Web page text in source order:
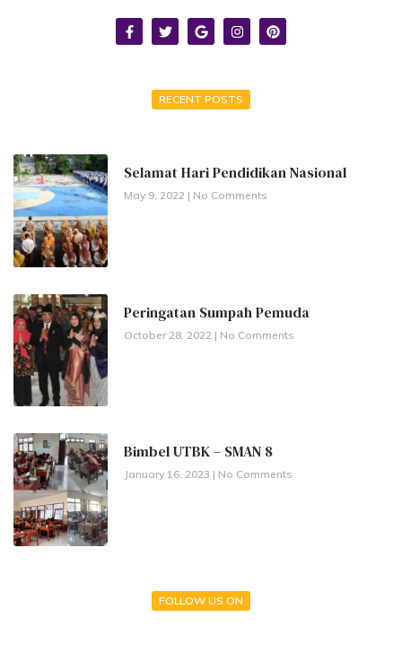
RECENT POSTS
Selamat Hari Pendidikan Nasional
May 9, 2022 No Comments
Peringatan Sumpah Pemuda
October 28, 2022 No Comments
Bimbel UTBK – SMAN 8
January 16, 2023 No Comments
FOLLOW US ON